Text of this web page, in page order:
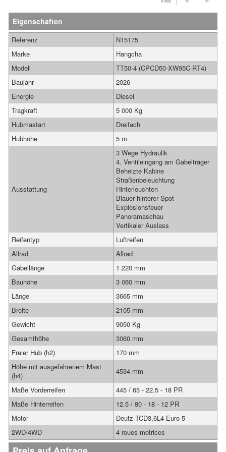
Eigenschaften
Referenz
N15175
Marke
Hangcha
Modell
TT50-4 (CPCD50-XW95C-RT4)
Baujahr
2026
Energie
Diesel
Tragkraft
5 000 Kg
Hubmastart
Dreifach
Hubhöhe
5 m
Ausstattung
3 Wege Hydraulik
4. Ventileingang am Gabelträger
Beheizte Kabine
Straßenbeleuchtung
Hinterleuchten
Blauer hinterer Spot
Explosionsfeuer
Panoramaschau
Vertikaler Auslass
Reifentyp
Luftreifen
Allrad
Allrad
Gabellänge
1 220 mm
Bauhöhe
3 060 mm
Länge
3665 mm
Breite
2105 mm
Gewicht
9050 Kg
Gesamthöhe
3060 mm
Freier Hub (h2)
170 mm
Höhe mit ausgefahrenem Mast
(h4)
4534 mm
Maße Vorderreifen
445 / 65 - 22.5 - 18 PR
Maße Hinterreifen
12.5 / 80 - 18 - 12 PR
Motor
Deutz TCD3,6L4 Euro 5
2WD/4WD
4 roues motrices